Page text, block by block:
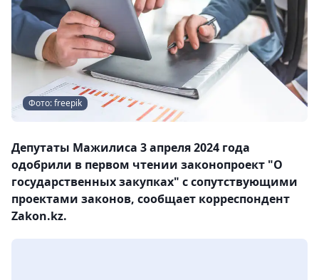
Фото: freepik
Депутаты Мажилиса 3 апреля 2024 года
одобрили в первом чтении законопроект "О
государственных закупках" с сопутствующими
проектами законов, сообщает корреспондент
Zakon.kz.